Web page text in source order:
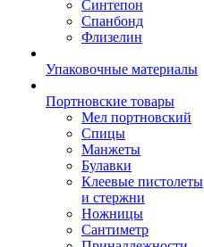
Синтепон
Спанбонд
Флизелин
Упаковочные материалы
Портновские товары
Мел портновский
Спицы
Манжеты
Булавки
Клеевые пистолеты
и стержни
Ножницы
Сантиметр